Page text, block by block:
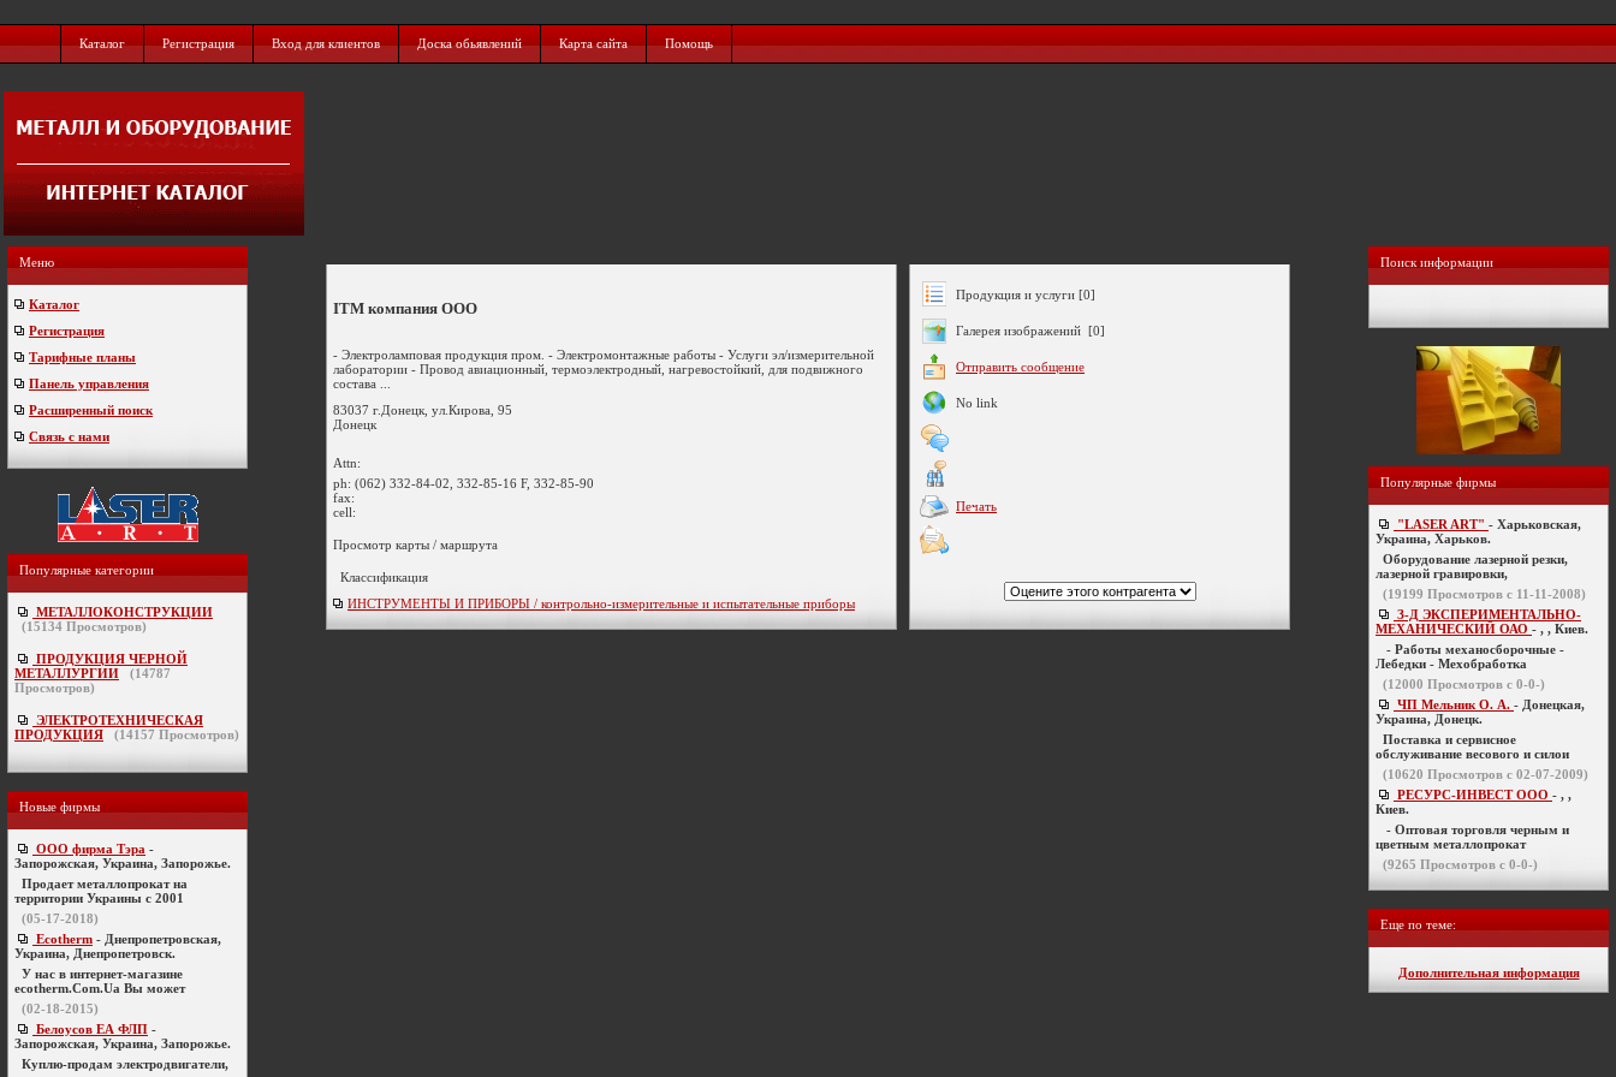
Каталог Регистрация Вход для клиентов Доска обьявлений Карта сайта Помощь
Меню
Каталог
Регистрация
Тарифные планы
Панель управления
Расширенный поиск
Связь с нами
Популярные категории
МЕТАЛЛОКОНСТРУКЦИИ
(15134 Просмотров)
ПРОДУКЦИЯ ЧЕРНОЙ
МЕТАЛЛУРГИИ
(14787
Просмотров)
ЭЛЕКТРОТЕХНИЧЕСКАЯ
ПРОДУКЦИЯ
(14157 Просмотров)
Новые фирмы
ООО фирма Тэра -
Запорожская, Украина, Запорожье.
Продает металлопрокат на
территории Украины с 2001
(05-17-2018)
Ecotherm - Днепропетровская,
Украина, Днепропетровск.
У нас в интернет-магазине
ecotherm.Com.Ua Вы может
(02-18-2015)
Белоусов ЕА ФЛП -
Запорожская, Украина, Запорожье.
Куплю-продам электродвигатели,
ITM компания ООО
- Электроламповая продукция пром. - Электромонтажные работы - Услуги эл/измерительной
лаборатории - Провод авиационный, термоэлектродный, нагревостойкий, для подвижного
состава ...
83037 г.Донецк, ул.Кирова, 95
Донецк
Attn:
ph: (062) 332-84-02, 332-85-16 F, 332-85-90
fax:
cell:
Просмотр карты / маршрута
Классификация
ИНСТРУМЕНТЫ И ПРИБОРЫ / контрольно-измерительные и испытательные приборы
Продукция и услуги [0]
Галерея изображений [0]
Отправить сообщение
No link
Печать
Поиск информации
Популярные фирмы
"LASER ART" - Харьковская,
Украина, Харьков.
Оборудование лазерной резки,
лазерной гравировки,
(19199 Просмотров с 11-11-2008)
З-Д ЭКСПЕРИМЕНТАЛЬНО-
МЕХАНИЧЕСКИЙ ОАО - , , Киев.
- Работы механосборочные -
Лебедки - Мехобработка
(12000 Просмотров с 0-0-)
ЧП Мельник О. А. - Донецкая,
Украина, Донецк.
Поставка и сервисное
обслуживание весового и силои
(10620 Просмотров с 02-07-2009)
РЕСУРС-ИНВЕСТ ООО - , ,
Киев.
- Оптовая торговля черным и
цветным металлопрокат
(9265 Просмотров с 0-0-)
Еще по теме:
Дополнительная информация